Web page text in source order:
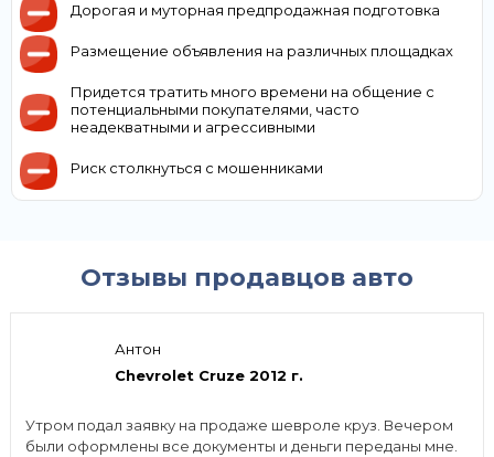
Дорогая и муторная предпродажная подготовка
Размещение объявления на различных площадках
Придется тратить много времени на общение с
потенциальными покупателями, часто
неадекватными и агрессивными
Риск столкнуться с мошенниками
Отзывы продавцов авто
Антон
Chevrolet Cruze 2012 г.
Утром подал заявку на продаже шевроле круз. Вечером
были оформлены все документы и деньги переданы мне.